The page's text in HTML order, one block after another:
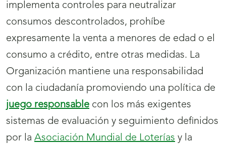
implementa controles para neutralizar
consumos descontrolados, prohíbe
expresamente la venta a menores de edad o el
consumo a crédito, entre otras medidas. La
Organización mantiene una responsabilidad
con la ciudadanía promoviendo una política de
juego responsable con los más exigentes
sistemas de evaluación y seguimiento definidos
por la Asociación Mundial de Loterías y la